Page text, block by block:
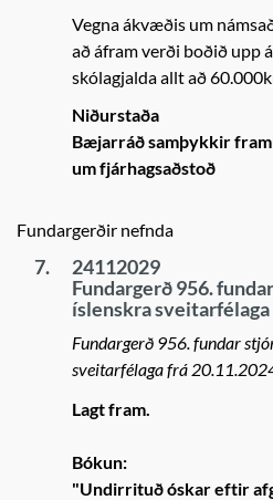
Vegna ákvæðis um
að áfram verði boðið upp
skólagjalda allt að
Niðurstaða
Bæjarráð samþykkir
um fjárhagsaðstoð
Fundargerðir nefnda
7.
24112029
Fundargerð 956.
íslenskra
Fundargerð 956. fundar
sveitarfélaga frá
Lagt fram.
Bókun:
"Undirrituð óskar eftir